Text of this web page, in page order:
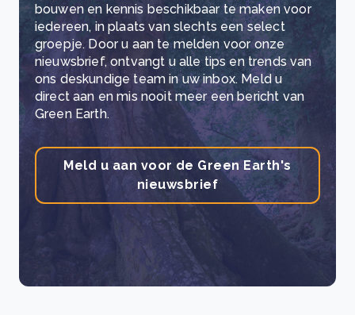
bouwen en kennis beschikbaar te maken voor
iedereen, in plaats van slechts een select
groepje. Door u aan te melden voor onze
nieuwsbrief, ontvangt u alle tips en trends van
ons deskundige team in uw inbox. Meld u
direct aan en mis nooit meer een bericht van
Green Earth.
Meld u aan voor de Green Earth's
nieuwsbrief